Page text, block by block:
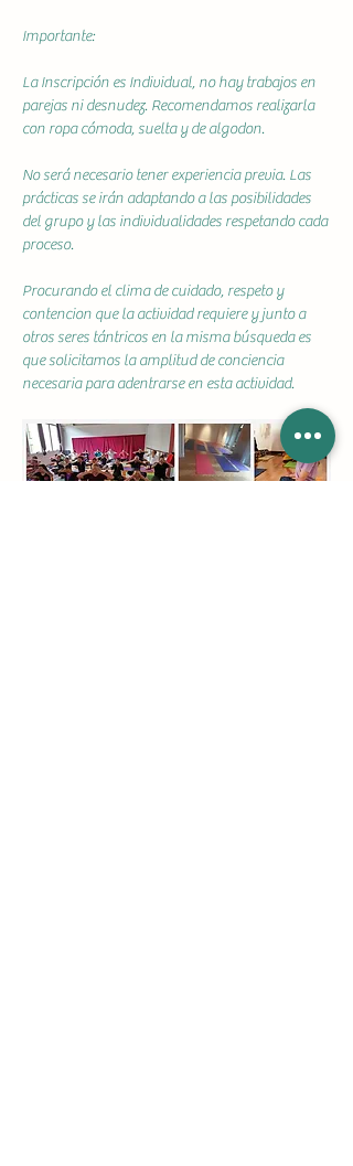
Importante:
La Inscripción es Individual, no hay trabajos en
parejas ni desnudez. Recomendamos realizarla
con ropa cómoda, suelta y de algodon.
No será necesario tener experiencia previa. Las
prácticas se irán adaptando a las posibilidades
del grupo y las individualidades respetando cada
proceso.
Procurando el clima de cuidado, respeto y
contencion que la actividad requiere y junto a
otros seres tántricos en la misma búsqueda es
que solicitamos la amplitud de conciencia
necesaria para adentrarse en esta actividad.